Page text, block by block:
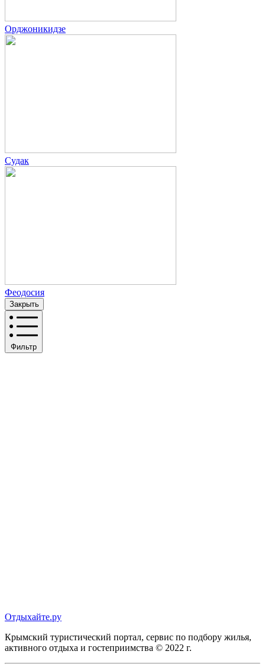
Орджоникидзе
Судак
Феодосия
Закрыть
Фильтр
Отдыхайте.ру
Крымский туристический портал, сервис по подбору жилья,
активного отдыха и гостеприимства © 2022 г.